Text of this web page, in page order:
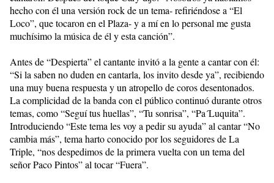
hecho con él una versión rock de un tema- refiriéndose a “El
Loco”, que tocaron en el Plaza- y a mí en lo personal me gusta
muchísimo la música de él y esta canción”.
Antes de “Despierta” el cantante invitó a la gente a cantar con él:
“Si la saben no duden en cantarla, los invito desde ya”, recibiendo
una muy buena respuesta y un atropello de coros desentonados.
La complicidad de la banda con el público continuó durante otros
temas, como “Seguí tus huellas”, “Tu sonrisa”, “Pa´Luquita”.
Introduciendo “Este tema les voy a pedir su ayuda” al cantar “No
cambia más”, tema harto conocido por los seguidores de La
Triple, “nos despedimos de la primera vuelta con un tema del
señor Paco Pintos” al tocar “Fuera”.